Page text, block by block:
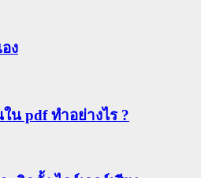
ง
น pdf ทำอย่างไร ?